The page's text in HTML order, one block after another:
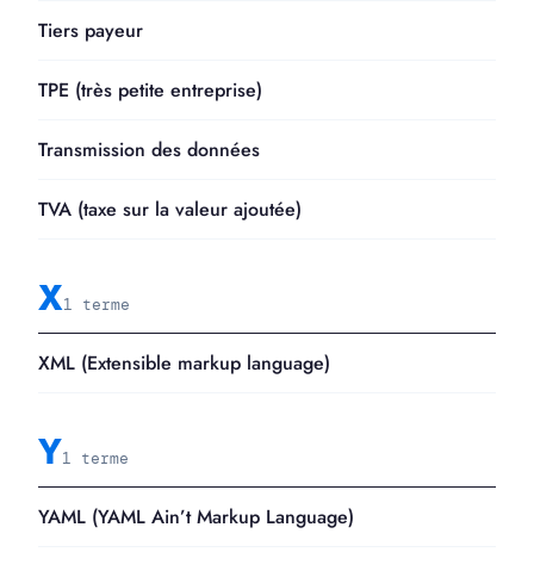
Tiers payeur
TPE (très petite entreprise)
Transmission des données
TVA (taxe sur la valeur ajoutée)
X1 terme
XML (Extensible markup language)
Y1 terme
YAML (YAML Ain’t Markup Language)